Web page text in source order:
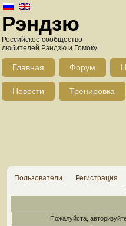
Рэндзю
Российское сообщество
любителей Рэндзю и Гомоку
Главная Форум
Новости Тренировка
Пользователи Регистрация
Пожалуйста,